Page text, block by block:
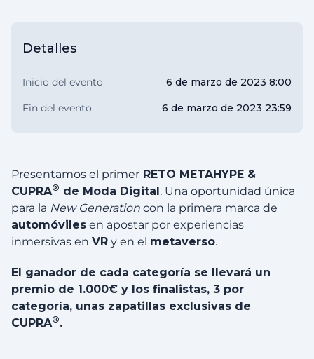
Detalles
Inicio del evento 6 de marzo de 2023 8:00
Fin del evento 6 de marzo de 2023 23:59
Presentamos el primer RETO METAHYPE &
CUPRA® de Moda Digital. Una oportunidad única
para la New Generation con la primera marca de
automóviles en apostar por experiencias
inmersivas en VR y en el metaverso.
El ganador de cada categoría se llevará un
premio de 1.000€ y los finalistas, 3 por
categoría, unas zapatillas exclusivas de
CUPRA®.